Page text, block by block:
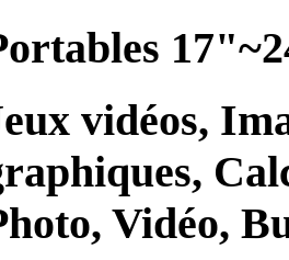
vidéos,
Vidéo,